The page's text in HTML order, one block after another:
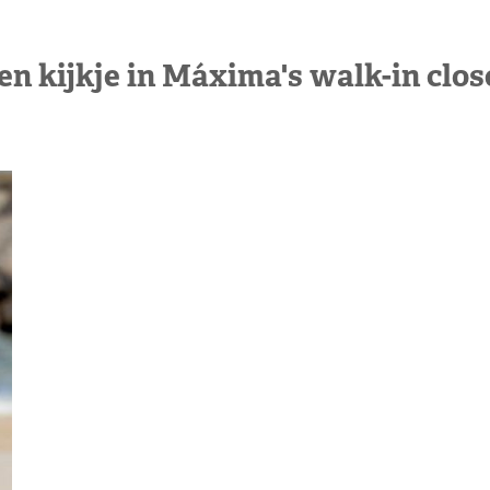
kijkje in Máxima's walk-in